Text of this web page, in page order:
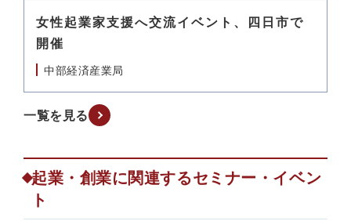
女性起業家支援へ交流イベント、四日市で
開催
中部経済産業局
一覧を見る
起業・創業に関連するセミナー・イベン
ト